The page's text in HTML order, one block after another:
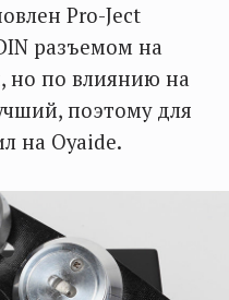
Pro-Ject
разъемом на
но по влиянию на
поэтому для
на Oyaide.